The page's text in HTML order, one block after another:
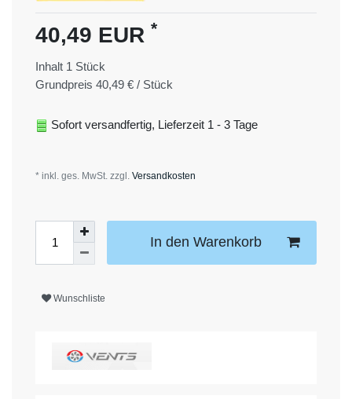
40,49 EUR *
Inhalt 1 Stück
Grundpreis 40,49 € / Stück
Sofort versandfertig, Lieferzeit 1 - 3 Tage
* inkl. ges. MwSt. zzgl. Versandkosten
In den Warenkorb
Wunschliste